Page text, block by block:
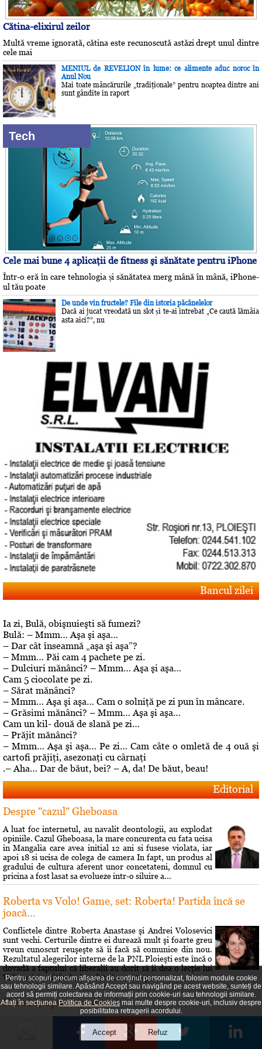
Cătina-elixirul zeilor
Multă vreme ignorată, cătina este recunoscută astăzi drept unul dintre
cele mai
MENIUL de REVELION în lume: ce alimente aduc noroc în
Anul Nou
Mai toate mâncărurile „tradiţionale” pentru noaptea dintre ani
sunt gândite în raport
Tech
Cele mai bune 4 aplicaţii de fitness şi sănătate pentru iPhone
Într-o eră în care tehnologia și sănătatea merg mână în mână, iPhone-
ul tău poate
De unde vin fructele? File din istoria păcănelelor
Dacă ai jucat vreodată un slot și te-ai întrebat „Ce caută lămâia
asta aici?”, nu
Bancul zilei
Ia zi, Bulă, obişnuieşti să fumezi?
Bulă: – Mmm… Aşa şi aşa…
– Dar cât înseamnă „aşa şi aşa”?
– Mmm… Păi cam 4 pachete pe zi.
– Dulciuri mănânci? – Mmm… Aşa şi aşa…
Cam 5 ciocolate pe zi.
– Sărat mănânci?
– Mmm… Aşa şi aşa… Cam o solniţă pe zi pun în mâncare.
– Grăsimi mănânci? – Mmm… Aşa şi aşa…
Cam un kil- două de slană pe zi…
– Prăjit mănânci?
– Mmm… Aşa şi aşa… Pe zi… Cam câte o omletă de 4 ouă şi
cartofi prăjiţi, asezonaţi cu cârnaţi
.– Aha… Dar de băut, bei? – A, da! De băut, beau!
Editorial
Despre "cazul" Gheboasa
A luat foc internetul, au navalit deontologii, au explodat
opiniile. Cazul Gheboasa, la mare concurenta cu fata ucisa
in Mangalia care avea initial 12 ani si fusese violata, iar
apoi 18 si ucisa de colega de camera In fapt, un produs al
gradului de cultura aferent unor concetateni, domnul cu
pricina a fost lasat sa evolueze intr-o siluire a...
Roberta vs Volo! Game, set: Roberta! Partida încă se
joacă...
Conflictele dintre Roberta Anastase şi Andrei Volosevici
sunt vechi. Certurile dintre ei durează mult şi foarte greu
vreun cunoscut reuşeşte să îi facă să comunice din nou.
Rezultatul alegerilor interne de la PNL Ploieşti este încă o
dovadă a faptului că liberalii au dorit să îi dea o lecţie lui
Volosevici, arâtându-i voalat că nu este pe...
Hai să îţi spun o poveste!
200 de lucrări si atelierul său parizian. Statul român a
respins oferta. A fost o sedinţă si s-a decis că Brâncusi nu
Pentru scopuri precum afișarea de conținut personalizat, folosim module cookie
sau tehnologii similare. Apăsând Accept sau navigând pe acest website, sunteți de
acord să permiți colectarea de informații prin cookie-uri sau tehnologii similare.
Aflați în secțiuneaPolitica de Cookies mai multe despre cookie-uri, inclusiv despre
posibilitatea retragerii acordului.